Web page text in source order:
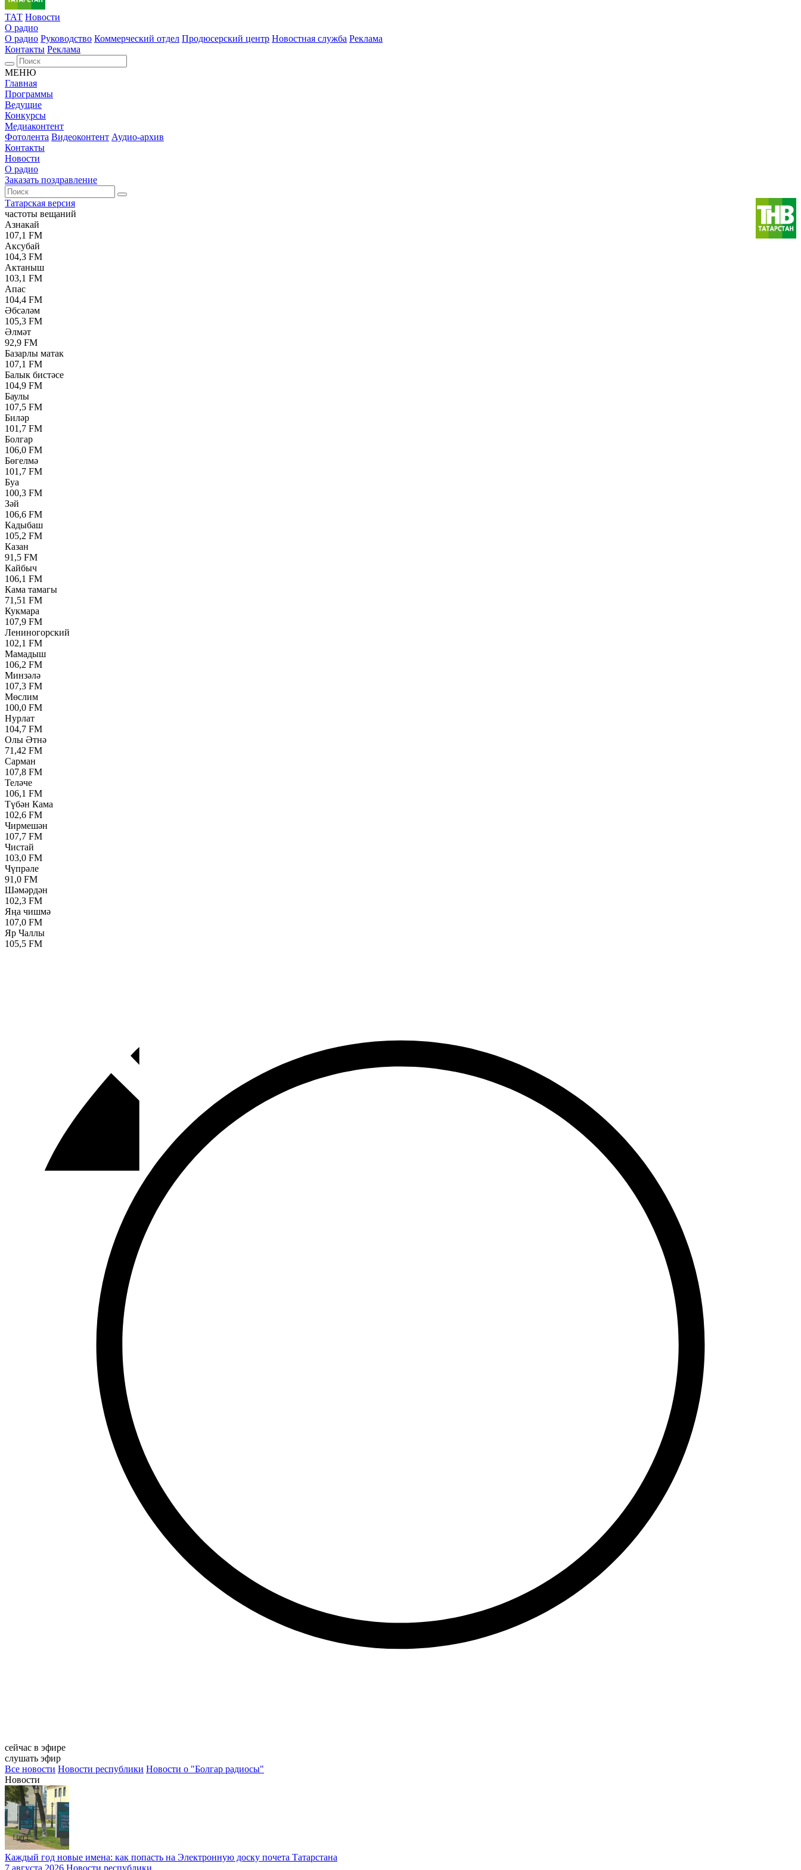
ТАТ Новости
О радио
О радио Руководство Коммерческий отдел Продюсерский центр Новостная служба Реклама
Контакты Реклама
МЕНЮ
Главная
Программы
Ведущие
Конкурсы
Медиаконтент
Фотолента Видеоконтент Аудио-архив
Контакты
Новости
О радио
Заказать поздравление
Татарская версия
частоты вещаний
Азнакай
107,1 FM
Аксубай
104,3 FM
Актаныш
103,1 FM
Апас
104,4 FM
Әбсәләм
105,3 FM
Әлмәт
92,9 FM
Базарлы матак
107,1 FM
Балык бистәсе
104,9 FM
Баулы
107,5 FM
Биләр
101,7 FM
Болгар
106,0 FM
Бөгелмә
101,7 FM
Буа
100,3 FM
Зәй
106,6 FM
Кадыбаш
105,2 FM
Казан
91,5 FM
Кайбыч
106,1 FM
Кама тамагы
71,51 FM
Кукмара
107,9 FM
Лениногорский
102,1 FM
Мамадыш
106,2 FM
Минзәлә
107,3 FM
Мөслим
100,0 FM
Нурлат
104,7 FM
Олы Әтнә
71,42 FM
Сарман
107,8 FM
Теләче
106,1 FM
Түбән Кама
102,6 FM
Чирмешән
107,7 FM
Чистай
103,0 FM
Чүпрәле
91,0 FM
Шәмәрдән
102,3 FM
Яңа чишмә
107,0 FM
Яр Чаллы
105,5 FM
сейчас в эфире
слушать эфир
Все новости Новости республики Новости о "Болгар радиосы"
Новости
Каждый год новые имена: как попасть на Электронную доску почета Татарстана